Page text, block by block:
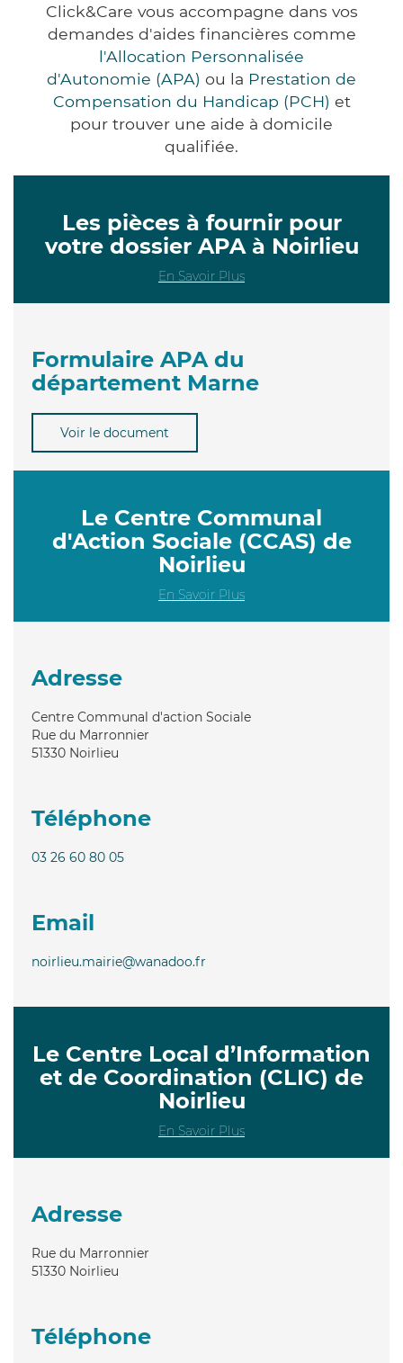
Click&Care vous accompagne dans vos
demandes d'aides financières comme
l'Allocation Personnalisée
d'Autonomie (APA) ou la Prestation de
Compensation du Handicap (PCH) et
pour trouver une aide à domicile
qualifiée.
Les pièces à fournir pour
votre dossier APA à Noirlieu
En Savoir Plus
Formulaire APA du
département Marne
Voir le document
Le Centre Communal
d'Action Sociale (CCAS) de
Noirlieu
En Savoir Plus
Adresse
Centre Communal d'action Sociale
Rue du Marronnier
51330 Noirlieu
Téléphone
03 26 60 80 05
Email
noirlieu.mairie@wanadoo.fr
Le Centre Local d’Information
et de Coordination (CLIC) de
Noirlieu
En Savoir Plus
Adresse
Rue du Marronnier
51330 Noirlieu
Téléphone